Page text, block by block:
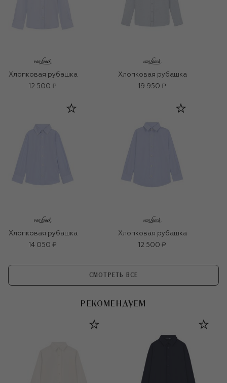
Хлопковая рубашка
12 500 ₽
Хлопковая рубашка
19 950 ₽
Хлопковая рубашка
14 050 ₽
Хлопковая рубашка
12 500 ₽
СМОТРЕТЬ ВСЕ
РЕКОМЕНДУЕМ